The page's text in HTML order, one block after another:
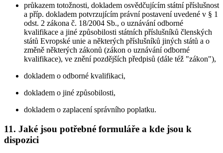
průkazem totožnosti, dokladem osvědčujícím státní příslušnost
a příp. dokladem potvrzujícím právní postavení uvedené v § 1
odst. 2 zákona č. 18/2004 Sb., o uznávání odborné
kvalifikace a jiné způsobilosti státních příslušníků členských
států Evropské unie a některých příslušníků jiných států a o
změně některých zákonů (zákon o uznávání odborné
kvalifikace), ve znění pozdějších předpisů (dále též "zákon"),
dokladem o odborné kvalifikaci,
dokladem o jiné způsobilosti,
dokladem o zaplacení správního poplatku.
11. Jaké jsou potřebné formuláře a kde jsou k
dispozici